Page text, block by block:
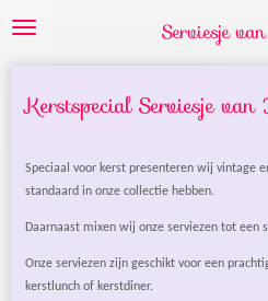
Ga
naar
hoofdinhoud
Serviesje
Kerstspecial Serviesje
Speciaal voor kerst presenteren wij vintage
standaard in onze collectie hebben.
Daarnaast mixen wij onze serviezen tot een
Onze serviezen zijn geschikt voor een
kerstlunch of kerstdiner.